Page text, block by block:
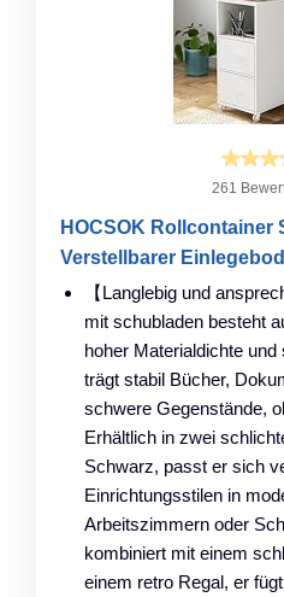
261
HOCSOK Rollcontainer
Verstellbarer
【Langlebig und
mit schubladen besteht
hoher Materialdichte
trägt stabil Bücher,
schwere Gegenstände,
Erhältlich in zwei
Schwarz, passt er sich
Einrichtungsstilen in
Arbeitszimmern oder
kombiniert mit einem
einem retro Regal, er